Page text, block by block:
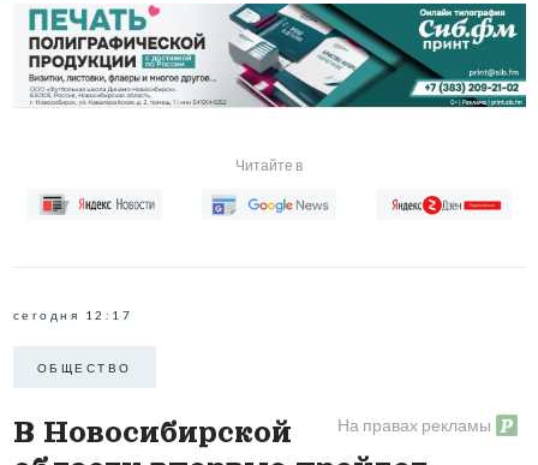
Читайте в
сегодня 12:17
ОБЩЕСТВО
На правах рекламы
В Новосибирской